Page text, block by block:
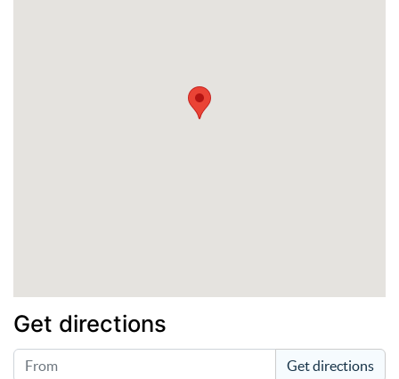
Get directions
Get directions